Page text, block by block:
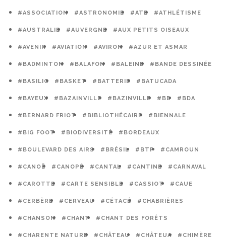
#ASSOCIATION #ASTRONOMIE #ATE #ATHLÉTISME
#AUSTRALIE #AUVERGNE #AUX PETITS OISEAUX
#AVENIR #AVIATION #AVIRON #AZUR ET ASMAR
#BADMINTON #BALAFON #BALEINE #BANDE DESSINÉE
#BASILIC #BASKET #BATTERIE #BATUCADA
#BAYEUX #BAZAINVILLE #BAZINVILLE #BD #BDA
#BERNARD FRIOT #BIBLIOTHÉCAIRE #BIENNALE
#BIG FOOT #BIODIVERSITÉ #BORDEAUX
#BOULEVARD DES AIRS #BRÉSIL #BTP #CAMROUN
#CANOË #CANOPÉ #CANTAL #CANTINE #CARNAVAL
#CAROTTE #CARTE SENSIBLE #CASSIOT #CAUE
#CERBÈRE #CERVEAU #CÉTACÉ #CHABRIÈRES
#CHANSON #CHANT #CHANT DES FORÊTS
#CHARENTE NATURE #CHÂTEAU #CHÂTEUA #CHIMÈRE